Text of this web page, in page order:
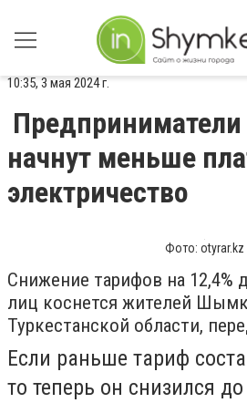
10:35, 3 мая 2024 г.
начнут меньше
электричество
Фото: otyrar.kz
Снижение тарифов на 12,4%
лиц коснется жителей
Туркестанской области,
Если раньше тариф
то теперь он снизился